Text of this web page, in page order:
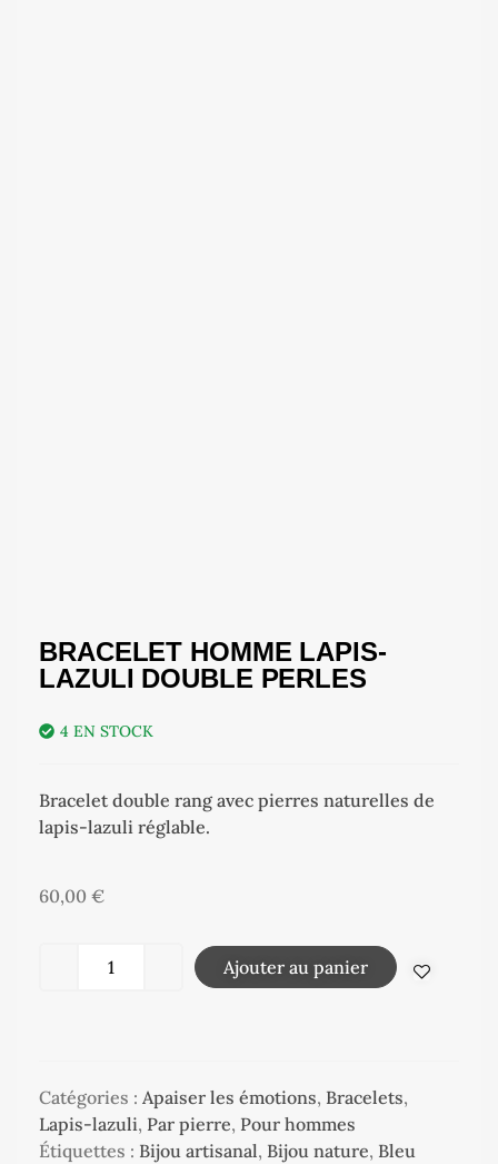
BRACELET HOMME LAPIS-
LAZULI DOUBLE PERLES
4 EN STOCK
Bracelet double rang avec pierres naturelles de
lapis-lazuli réglable.
60,00 €
Ajouter au panier
Catégories : Apaiser les émotions, Bracelets,
Lapis-lazuli, Par pierre, Pour hommes
Étiquettes : Bijou artisanal, Bijou nature, Bleu